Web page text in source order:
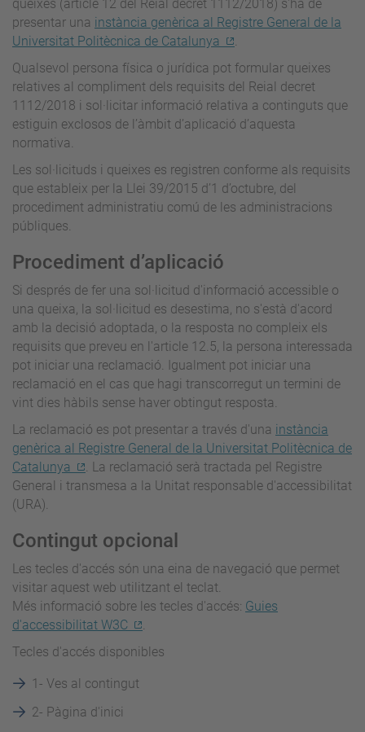
queixes (article 12 del Reial decret 1112/2018) s'ha de
presentar una instància genèrica al Registre General de la
Universitat Politècnica de Catalunya
.
Qualsevol persona física o jurídica pot formular queixes
relatives al compliment dels requisits del Reial decret
1112/2018 i sol·licitar informació relativa a continguts que
estiguin exclosos de l’àmbit d’aplicació d’aquesta
normativa.
Les sol·licituds i queixes es registren conforme als requisits
que estableix per la Llei 39/2015 d’1 d’octubre, del
procediment administratiu comú de les administracions
públiques.
Procediment d’aplicació
Si després de fer una sol·licitud d'informació accessible o
una queixa, la sol·licitud es desestima, no s'està d'acord
amb la decisió adoptada, o la resposta no compleix els
requisits que preveu en l'article 12.5, la persona interessada
pot iniciar una reclamació. Igualment pot iniciar una
reclamació en el cas que hagi transcorregut un termini de
vint dies hàbils sense haver obtingut resposta.
La reclamació es pot presentar a través d'una instància
genèrica al Registre General de la Universitat Politècnica de
Catalunya
. La reclamació serà tractada pel Registre
General i transmesa a la Unitat responsable d'accessibilitat
(URA).
Contingut opcional
Les tecles d'accés són una eina de navegació que permet
visitar aquest web utilitzant el teclat.
Més informació sobre les tecles d'accés: Guies
d'accessibilitat W3C
.
Tecles d'accés disponibles
1- Ves al contingut
2- Pàgina d'inici